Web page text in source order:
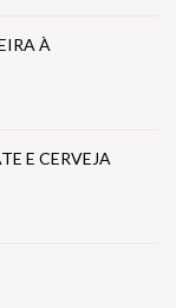
À
E CERVEJA